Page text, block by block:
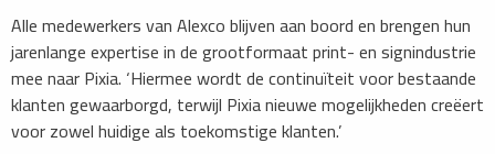
Alle medewerkers van Alexco blijven aan boord en brengen hun
jarenlange expertise in de grootformaat print- en signindustrie
mee naar Pixia. ‘Hiermee wordt de continuïteit voor bestaande
klanten gewaarborgd, terwijl Pixia nieuwe mogelijkheden creëert
voor zowel huidige als toekomstige klanten.’